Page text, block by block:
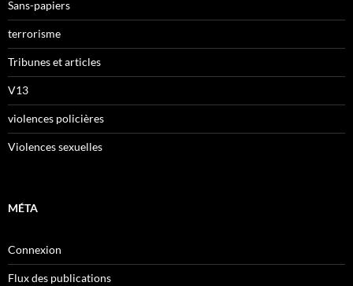
Sans-papiers
terrorisme
Tribunes et articles
V13
violences policières
Violences sexuelles
MÉTA
Connexion
Flux des publications